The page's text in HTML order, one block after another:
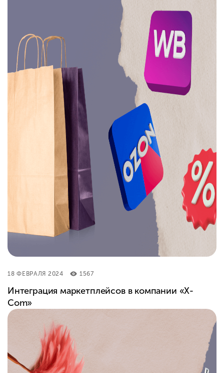
18 ФЕВРАЛЯ 2024 1567
Интеграция маркетплейсов в компании «X-
Com»